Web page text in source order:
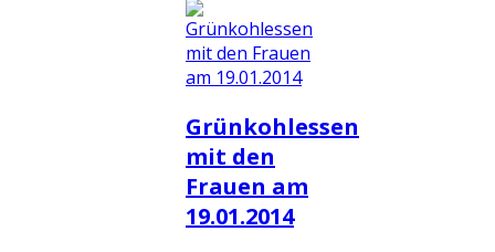
Grünkohlessen
mit den
Frauen am
19.01.2014